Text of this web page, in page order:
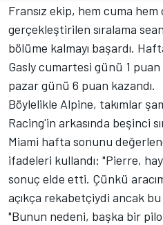
Fransız ekip, hem cuma
gerçekleştirilen sıralama
bölüme kalmayı başardı.
Gasly cumartesi günü 1
pazar günü 6 puan kazandı.
Böylelikle Alpine, takımlar
Racing'in arkasında beşinci
Miami hafta sonunu
ifadeleri kullandı: "Pierre,
sonuç elde etti. Çünkü
açıkça rekabetçiydi ancak bu
"Bunun nedeni, başka bir